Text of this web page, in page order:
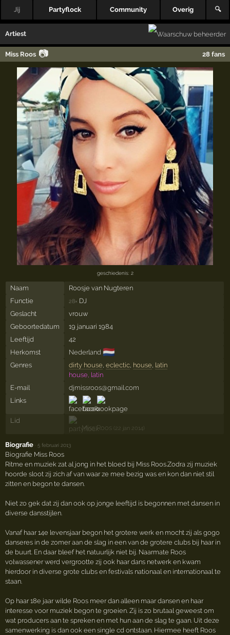
Jij Partyflock Community Overig 🔍
Artiest
Miss Roos 📷 28 fans
geschiedenis: 2
Naam
Roosje van Nugteren
Functie
28× DJ
Geslacht
vrouw
Geboortedatum
19 januari 1984
Leeftijd
42
Herkomst
Nederland 🇳🇱
Genres dirty house eclectic, house latin
house, latin
E-mail
djmissroos@gmail.com
Links
Lid
Miss Roos
(22 jan 2014)
Biografie ·5 februari 2013
Biografie Miss Roos
Ritme en muziek zat al jong in het bloed bij Miss Roos.Zodra zij muziek
hoorde sloot zij zich af van waar ze mee bezig was en kon dan niet stil
zitten en begon te dansen.
Niet zo gek dat zij dan ook op jonge leeftijd is begonnen met dansen in
diverse dansstijlen.
Vanaf haar 14e levensjaar begon het grotere werk en mocht zij als gogo
danseres in de zomer aan de slag in een van de grotere clubs bij haar in
de buurt. En daar bleef het natuurlijk niet bij. Naarmate Roos
volwassener werd vergrootte zij ook haar dans netwerk en kwam
hierdoor in diverse grote clubs en festivals nationaal en internationaal te
staan.
Op haar 18e jaar wilde Roos meer dan alleen maar dansen en haar
interesse voor muziek begon te groeien. Zij is zo brutaal geweest om
wat producers aan te spreken en met hun aan de slag te gaan. Uit deze
samenwerking is dan ook een single cd ontstaan. Hiermee heeft Roos